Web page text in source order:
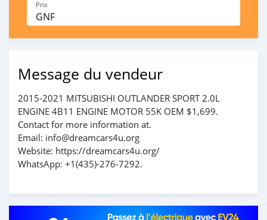
Prix
GNF
Message du vendeur
2015-2021 MITSUBISHI OUTLANDER SPORT 2.0L
ENGINE 4B11 ENGINE MOTOR 55K OEM $1,699.
Contact for more information at.
Email: info@dreamcars4u.org
Website: https://dreamcars4u.org/
WhatsApp: +1(435)-276-7292.